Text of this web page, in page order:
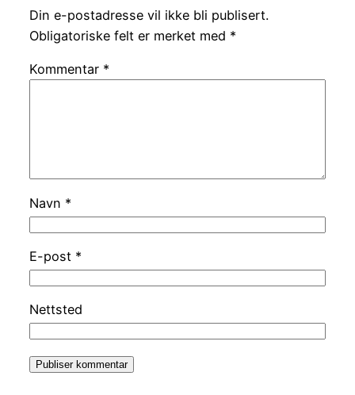
Din e-postadresse vil ikke bli publisert.
Obligatoriske felt er merket med *
Kommentar *
Navn *
E-post *
Nettsted